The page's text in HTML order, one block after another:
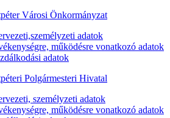
Városi Önkormányzat
adatok
működésre vonatkozó adatok
adatok
Polgármesteri Hivatal
személyzeti adatok
működésre vonatkozó adatok